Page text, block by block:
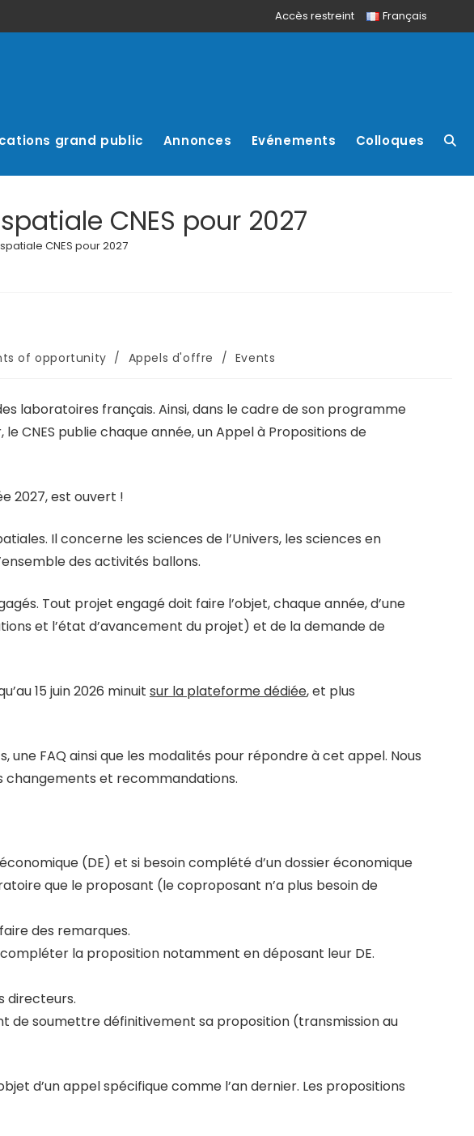
Accès restreint Français
grand public Annonces Evénements Colloques
CNES pour 2027
CNES pour 2027
of opportunity / Appels d'offre / Events
laboratoires français. Ainsi, dans le cadre de son programme
CNES publie chaque année, un Appel à Propositions de
2027, est ouvert !
Il concerne les sciences de l’Univers, les sciences en
des activités ballons.
Tout projet engagé doit faire l’objet, chaque année, d’une
et l’état d’avancement du projet) et de la demande de
15 juin 2026 minuit sur la plateforme dédiée, et plus
FAQ ainsi que les modalités pour répondre à cet appel. Nous
et recommandations.
(DE) et si besoin complété d’un dossier économique
que le proposant (le coproposant n’a plus besoin de
des remarques.
la proposition notamment en déposant leur DE.
directeurs.
de soumettre définitivement sa proposition (transmission au
d’un appel spécifique comme l’an dernier. Les propositions